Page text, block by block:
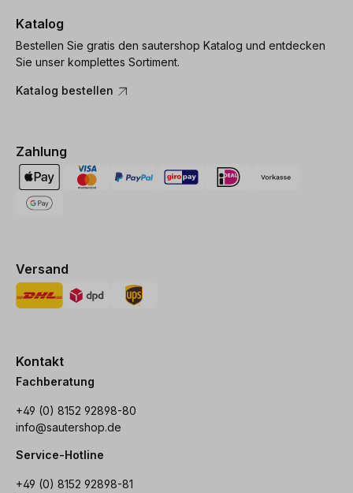
Katalog
Bestellen Sie gratis den sautershop Katalog und entdecken
Sie unser komplettes Sortiment.
Katalog bestellen
Zahlung
Versand
Kontakt
Fachberatung
+49 (0) 8152 92898-80
info@sautershop.de
Service-Hotline
+49 (0) 8152 92898-81